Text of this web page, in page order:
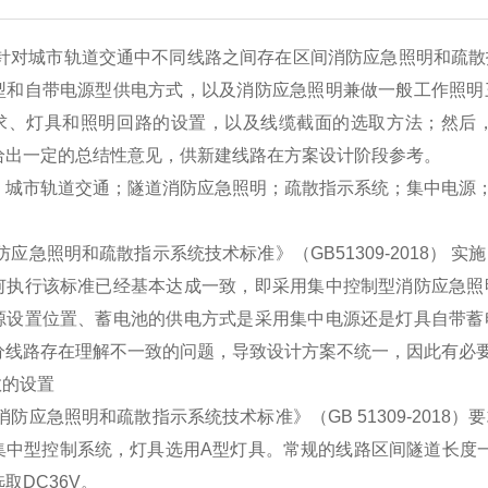
对城市轨道交通中不同线路之间存在区间消防应急照明和疏
和自带电源型供电方式，以及消防应急照明兼做一般工作照
、灯具和照明回路的设置，以及线缆截面的选取方法；然
一定的总结性意见，供新建线路在方案设计阶段参考。
城市轨道交通；隧道消防应急照明；疏散指示系统；集中电源
急照明和疏散指示系统技术标准》（GB51309-2018） 实
执行该标准已经基本达成一致，即采用集中控制型消防应急
设置位置、蓄电池的供电方式是采用集中电源还是灯具自带
线路存在理解不一致的问题，导致设计方案不统一，因此有必
设置
应急照明和疏散指示系统技术标准》（GB 51309-2018）
中型控制系统，灯具选用A型灯具。常规的线路区间隧道长
DC36V。